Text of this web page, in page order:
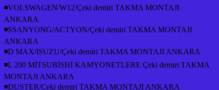
◾VOLSWAGEN/W12/Çeki demiri TAKMA MONTAJI
ANKARA
◾SSANYONG/ACTYON/Çeki demiri TAKMA MONTAJI
ANKARA
◾D MAX/ISUZU/Çeki demiri TAKMA MONTAJI ANKARA
◾L 200 MİTSUBİSHİ KAMYONETLERE Çeki demiri TAKMA
MONTAJI ANKARA
◾DUSTER/Çeki demiri TAKMA MONTAJI ANKARA